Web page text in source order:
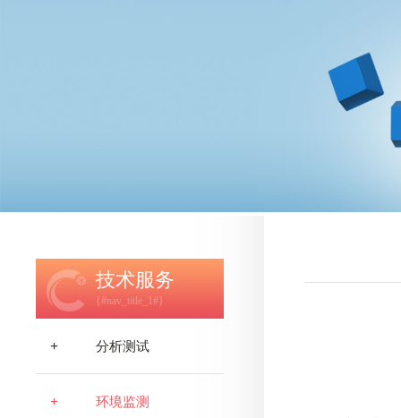
技术服务
{#nav_title_1#}
+ 分析测试
+ 环境监测